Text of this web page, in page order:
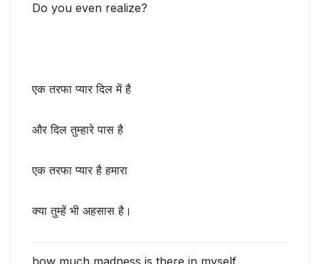
Do you even realize?
एक तरफा प्यार दिल में है
और दिल तुम्हारे पास है
एक तरफा प्यार है हमारा
क्या तुम्हें भी अहसास है।
how much madness is there in myself